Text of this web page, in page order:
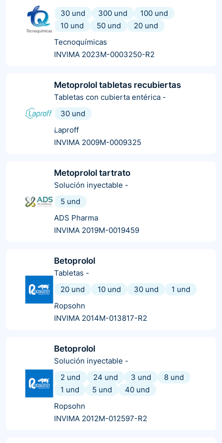
30 und
300 und
100 und
10 und
50 und
20 und
Tecnoquímicas
INVIMA 2023M-0003250-R2
Metoprolol tabletas recubiertas
Tabletas con cubierta entérica -
30 und
Laproff
INVIMA 2009M-0009325
Metoprolol tartrato
Solución inyectable -
5 und
ADS Pharma
INVIMA 2019M-0019459
Betoprolol
Tabletas -
20 und
10 und 30 und
1 und
Ropsohn
INVIMA 2014M-013817-R2
Betoprolol
Solución inyectable -
2 und
24 und 3 und
8 und
1 und
5 und
40 und
Ropsohn
INVIMA 2012M-012597-R2